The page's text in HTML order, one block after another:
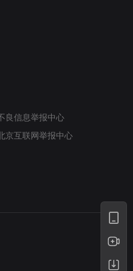
良信息举报中心
京互联网举报中心